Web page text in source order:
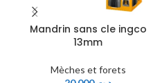
Mandrin sans cle ingco
13mm
Mèches et forets